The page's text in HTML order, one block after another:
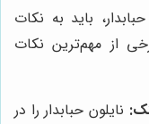
باید به نکات
از مهم‌ترین نکات
نایلون حبابدار را در